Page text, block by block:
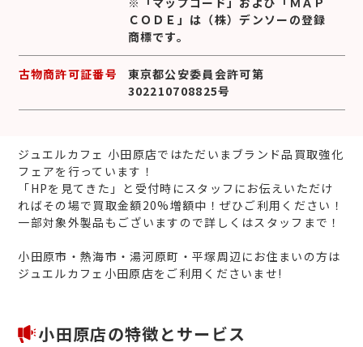
ＣＯＤＥ」は（株）デンソーの登録
商標です。
古物商許可証番号
東京都公安委員会許可第
302210708825号
ジュエルカフェ 小田原店ではただいまブランド品買取強化
フェアを行っています！
「HPを見てきた」と受付時にスタッフにお伝えいただけ
ればその場で買取金額20%増額中！ぜひご利用ください！
一部対象外製品もございますので詳しくはスタッフまで！
小田原市・熱海市・湯河原町・平塚周辺にお住まいの方は
ジュエルカフェ小田原店をご利用くださいませ!
小田原店の特徴とサービス